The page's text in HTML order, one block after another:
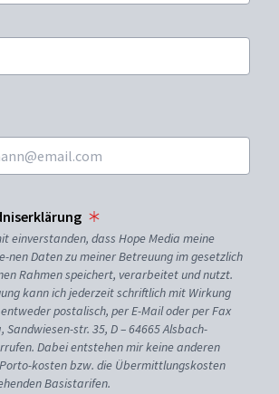
einverstanden, dass Hope Media meine
nen Daten zu meiner Betreuung im gesetzlich
Rahmen speichert, verarbeitet und nutzt.
kann ich jederzeit schriftlich mit Wirkung
postalisch, per E-Mail oder per Fax
Sandwiesen-str. 35, D – 64665 Alsbach-
Dabei entstehen mir keine anderen
kosten bzw. die Übermittlungskosten
Basistarifen.